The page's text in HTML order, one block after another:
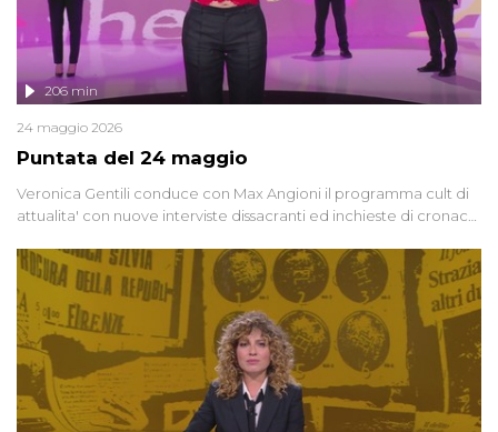
Puntata del 24 maggio
206 min
24 maggio 2026
Veronica Gentili conduce con Max Angioni il programma cult di
attualita' con nuove interviste dissacranti ed inchieste di cronaca